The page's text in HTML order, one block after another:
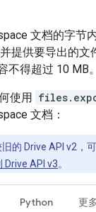
文档的字节
提供要导出的文
不得超过 10 MB。
使用
文档：
的 Drive API v2，
Drive API v3。
Python 更